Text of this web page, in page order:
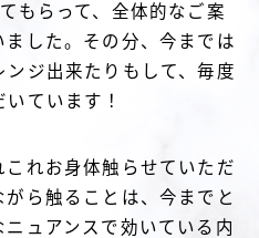
もらって、全体的なご案
した。その分、今までは
ジ出来たりもして、毎度
ています！
れお身体触らせていただ
ら触ることは、今までと
ュアンスで効いている内